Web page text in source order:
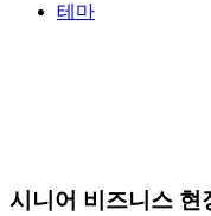
테마
시니어 비즈니스 현